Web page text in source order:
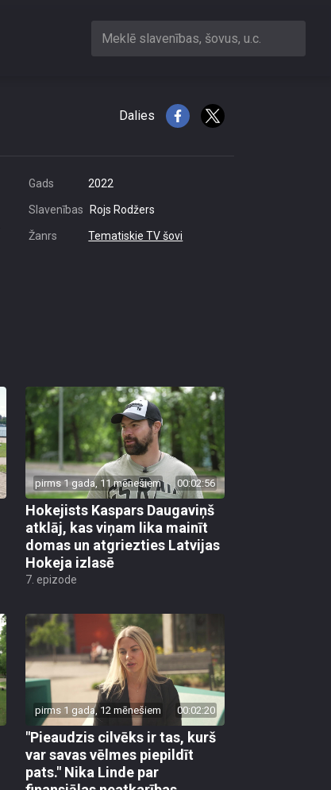
Meklē slavenības, šovus, u.c.
Dalies
Gads 2022
Slavenības Rojs Rodžers
Žanrs Tematiskie TV šovi
pirms 1 gada, 11 mēnešiem 00:02:56
Hokejists Kaspars Daugaviņš
atklāj, kas viņam lika mainīt
domas un atgriezties Latvijas
Hokeja izlasē
7. epizode
pirms 1 gada, 12 mēnešiem 00:02:20
"Pieaudzis cilvēks ir tas, kurš
var savas vēlmes piepildīt
pats." Nika Linde par